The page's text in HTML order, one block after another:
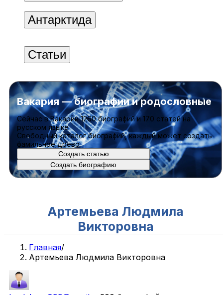
Антарктида
Статьи
Вакария — биографии и родословные
Cейчас в Вакарии1260 биографийи170 статейна
русском языке
Свободный каталог биографий, каждый может создать
фамильное древо
Создать статью
Создать биографию
Артемьева Людмила
Викторовна
Главная/
Артемьева Людмила Викторовна